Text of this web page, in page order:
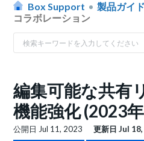
Box Support 製品ガイド
コラボレーション
編集可能な共有
機能強化 (2023
公開日 Jul 11, 2023 更新日Jul